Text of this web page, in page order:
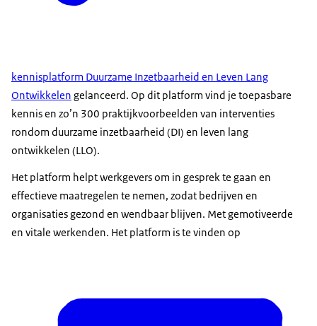
kennisplatform Duurzame Inzetbaarheid en Leven Lang
Ontwikkelen gelanceerd. Op dit platform vind je toepasbare
kennis en zo’n 300 praktijkvoorbeelden van interventies
rondom duurzame inzetbaarheid (DI) en leven lang
ontwikkelen (LLO).
Het platform helpt werkgevers om in gesprek te gaan en
effectieve maatregelen te nemen, zodat bedrijven en
organisaties gezond en wendbaar blijven. Met gemotiveerde
en vitale werkenden. Het platform is te vinden op